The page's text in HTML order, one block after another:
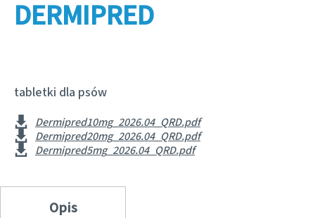
Badania i produkcja
Choroby psich serc
Bydło
Lista produktów
Programy wsparcia
Biznes a partnerstwo naukowe
Za granicą
POLITYKA COOKIES
KONTAKT
DERMIPRED
tabletki dla psów
Dermipred10mg_2026.04_QRD.pdf
Dermipred20mg_2026.04_QRD.pdf
Dermipred5mg_2026.04_QRD.pdf
Opis